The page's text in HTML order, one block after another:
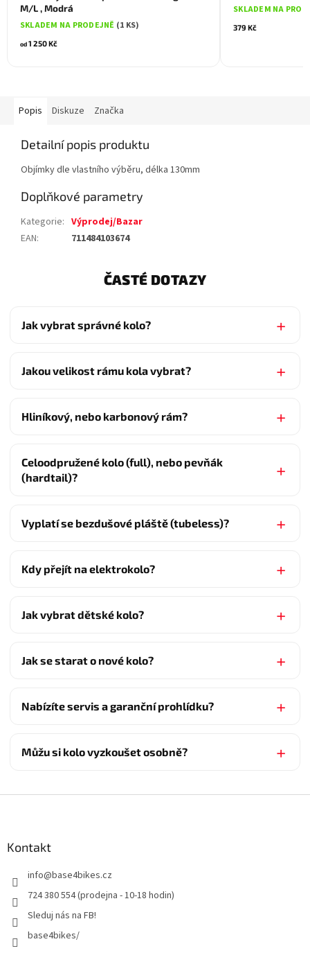
M/L , Modrá
SKLADEM NA PRODEJNĚ (1 KS)
od1 250 Kč
SKLADEM NA
379 Kč
Popis Diskuze Značka
Detailní popis produktu
Objímky dle vlastního výběru, délka 130mm
Doplňkové parametry
Kategorie: Výprodej/Bazar
EAN: 711484103674
ČASTÉ DOTAZY
Jak vybrat správné kolo?
Jakou velikost rámu kola vybrat?
Hliníkový, nebo karbonový rám?
Celoodpružené kolo (full), nebo pevňák
(hardtail)?
Vyplatí se bezdušové pláště (tubeless)?
Kdy přejít na elektrokolo?
Jak vybrat dětské kolo?
Jak se starat o nové kolo?
Nabízíte servis a garanční prohlídku?
Můžu si kolo vyzkoušet osobně?
Kontakt
info@base4bikes.cz
724 380 554 (prodejna - 10-18 hodin)
Sleduj nás na FB!
base4bikes/